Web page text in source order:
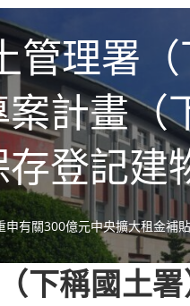
理署
計畫（
登記建
有關300億元中央擴大租金
下稱國土